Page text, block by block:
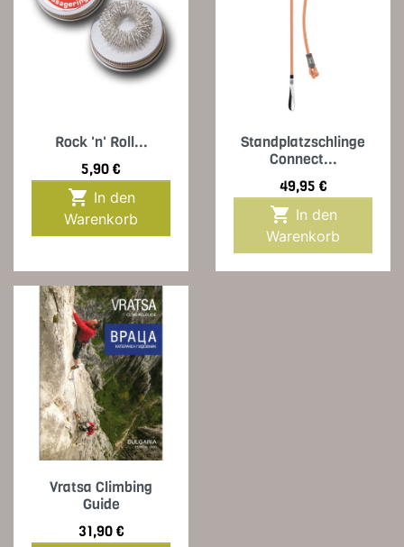
Rock 'n' Roll...
Preis
5,90 €

Warenkorb
Standplatzschlinge
Connect...
Preis
49,95 €

Warenkorb
Vratsa Climbing
Guide
Preis
31,90 €